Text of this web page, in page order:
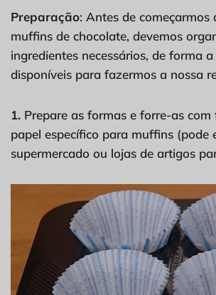
Preparação: Antes de começarmos
muffins de chocolate, devemos
ingredientes necessários, de forma
disponíveis para fazermos a nossa
1. Prepare as formas e forre-as
papel específico para muffins (pode
supermercado ou lojas de artigos